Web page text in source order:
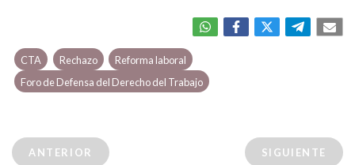
CTA Rechazo
Reforma laboral
Foro de Defensa del Derecho del Trabajo
ANTERIOR SIGUIENTE